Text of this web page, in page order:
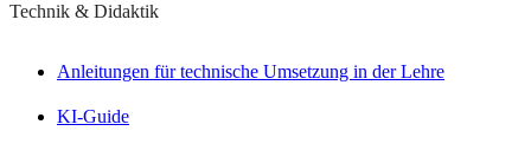
Technik & Didaktik
Anleitungen für technische Umsetzung in der Lehre
KI-Guide